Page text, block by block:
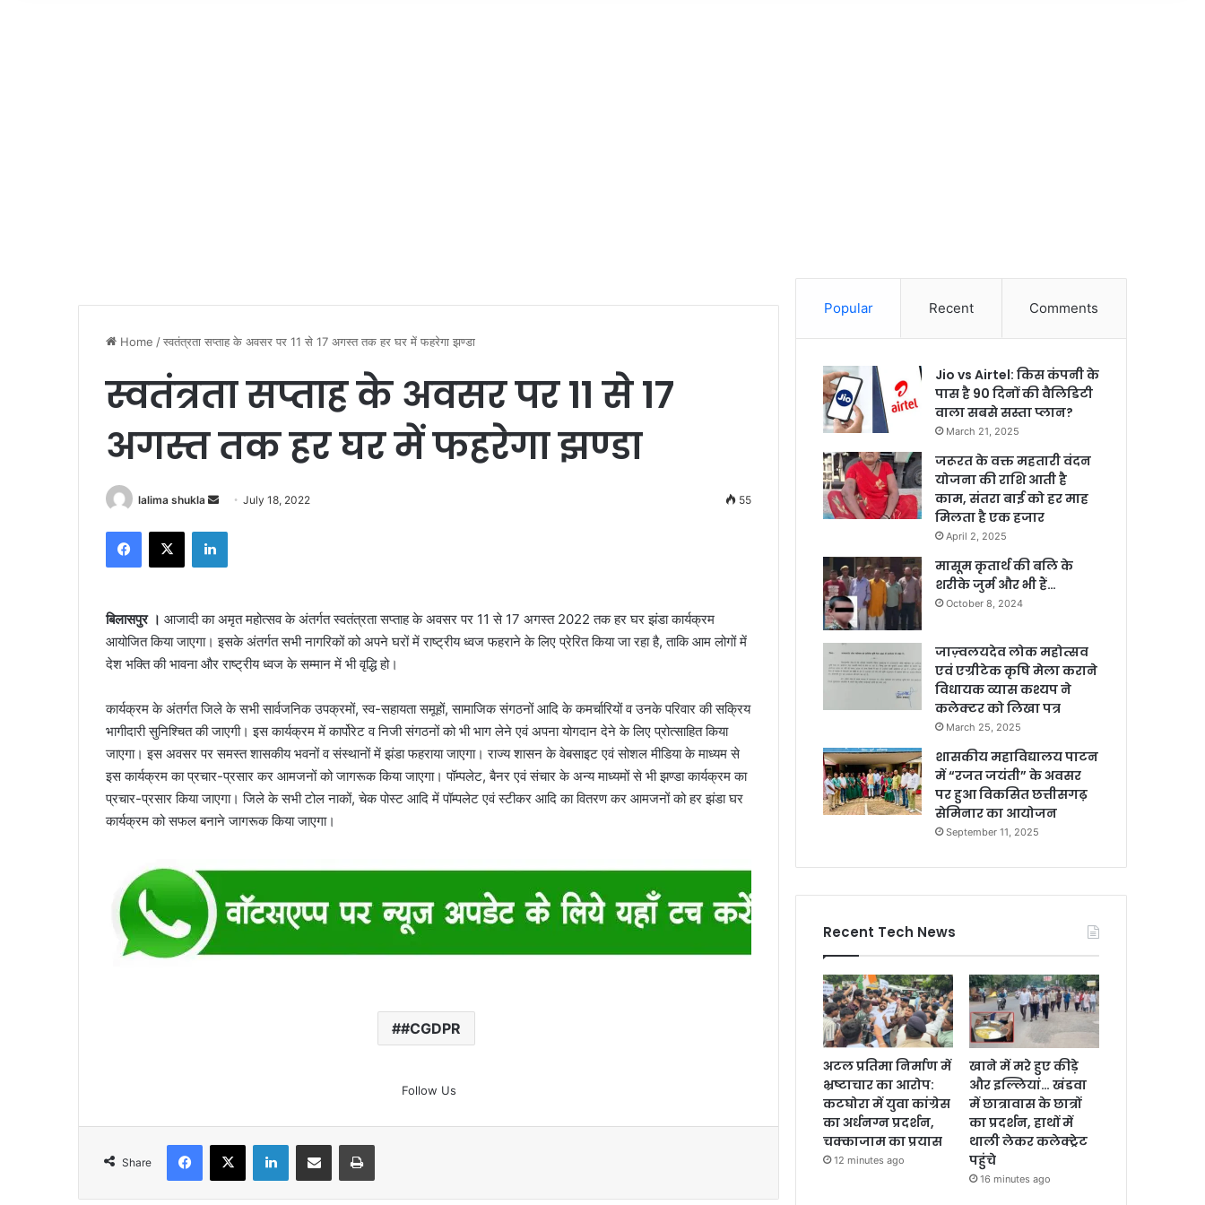
Home /स्वतंत्रता सप्ताह के अवसर पर 11 से 17 अगस्त तक हर घर में फहरेगा झण्डा
स्वतंत्रता सप्ताह के अवसर पर 11 से 17
अगस्त तक हर घर में फहरेगा झण्डा
lalima shukla
Send July 18, 2022 55
Facebook
X LinkedIn
बिलासपुर । आजादी का अमृत महोत्सव के अंतर्गत स्वतंत्रता सप्ताह के अवसर पर 11 से 17 अगस्त 2022 तक हर घर झंडा कार्यक्रम
आयोजित किया जाएगा। इसके अंतर्गत सभी नागरिकों को अपने घरों में राष्ट्रीय ध्वज फहराने के लिए प्रेरित किया जा रहा है, ताकि आम लोगों में
देश भक्ति की भावना और राष्ट्रीय ध्वज के सम्मान में भी वृद्धि हो।
कार्यक्रम के अंतर्गत जिले के सभी सार्वजनिक उपक्रमों, स्व-सहायता समूहों, सामाजिक संगठनों आदि के कमर्चारियों व उनके परिवार की सक्रिय
भागीदारी सुनिश्चित की जाएगी। इस कार्यक्रम में कार्पोरेट व निजी संगठनों को भी भाग लेने एवं अपना योगदान देने के लिए प्रोत्साहित किया
जाएगा। इस अवसर पर समस्त शासकीय भवनों व संस्थानों में झंडा फहराया जाएगा। राज्य शासन के वेबसाइट एवं सोशल मीडिया के माध्यम से
इस कार्यक्रम का प्रचार-प्रसार कर आमजनों को जागरूक किया जाएगा। पॉम्पलेट, बैनर एवं संचार के अन्य माध्यमों से भी झण्डा कार्यक्रम का
प्रचार-प्रसार किया जाएगा। जिले के सभी टोल नाकों, चेक पोस्ट आदि में पॉम्पलेट एवं स्टीकर आदि का वितरण कर आमजनों को हर झंडा घर
कार्यक्रम को सफल बनाने जागरूक किया जाएगा।
#CGDPR
Follow Us
Share
Facebook
X LinkedInShare via Email Print
Popular Recent Comments
Jio vs Airtel: किस कंपनी के
पास है 90 दिनों की वैलिडिटी
वाला सबसे सस्ता प्लान?
March 21, 2025
जरूरत के वक्त महतारी वंदन
योजना की राशि आती है
काम, संतरा बाई को हर माह
मिलता है एक हजार
April 2, 2025
मासूम कृतार्थ की बलि के
शरीके जुर्म और भी हैं…
October 8, 2024
जाज़्वलयदेव लोक महोत्सव
एवं एग्रीटेक कृषि मेला कराने
विधायक व्यास कश्यप ने
कलेक्टर को लिखा पत्र
March 25, 2025
शासकीय महाविद्यालय पाटन
में “रजत जयंती” के अवसर
पर हुआ विकसित छत्तीसगढ़
सेमिनार का आयोजन
September 11, 2025
Recent Tech News
अटल प्रतिमा निर्माण में
भ्रष्टाचार का आरोप:
कटघोरा में युवा कांग्रेस
का अर्धनग्न प्रदर्शन,
चक्काजाम का प्रयास
12 minutes ago
खाने में मरे हुए कीड़े
और इल्लियां… खंडवा
में छात्रावास के छात्रों
का प्रदर्शन, हाथों में
थाली लेकर कलेक्ट्रेट
पहुंचे
16 minutes ago